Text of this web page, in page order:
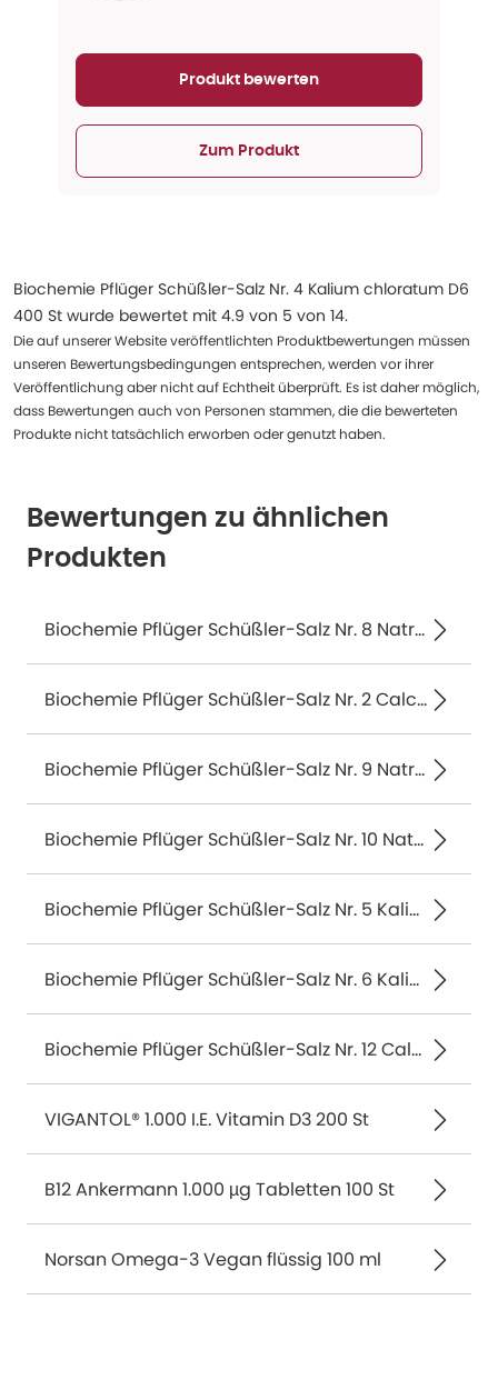
Aktualisieren...
Produkt bewerten
Zum Produkt
Biochemie Pflüger Schüßler-Salz Nr. 4 Kalium chloratum D6
400 St wurde bewertet mit 4.9 von 5 von 14.
Die auf unserer Website veröffentlichten Produktbewertungen müssen
unseren Bewertungsbedingungen entsprechen, werden vor ihrer
Veröffentlichung aber nicht auf Echtheit überprüft. Es ist daher möglich,
dass Bewertungen auch von Personen stammen, die die bewerteten
Produkte nicht tatsächlich erworben oder genutzt haben.
Bewertungen zu ähnlichen
Produkten
Biochemie Pflüger Schüßler-Salz Nr. 8 Natrium chloratum D6 400 St
Biochemie Pflüger Schüßler-Salz Nr. 2 Calcium phosp. D6 400 St
Biochemie Pflüger Schüßler-Salz Nr. 9 Natrium phosp. D6 400 St
Biochemie Pflüger Schüßler-Salz Nr. 10 Natrium sulfuricum D6 400 St
Biochemie Pflüger Schüßler-Salz Nr. 5 Kalium phosphoricum D6 400 St
Biochemie Pflüger Schüßler-Salz Nr. 6 Kalium sulfuricum D6 400 St
Biochemie Pflüger Schüßler-Salz Nr. 12 Calcium sulfuricum D6 400 St
VIGANTOL® 1.000 I.E. Vitamin D3 200 St
B12 Ankermann 1.000 µg Tabletten 100 St
Norsan Omega-3 Vegan flüssig 100 ml